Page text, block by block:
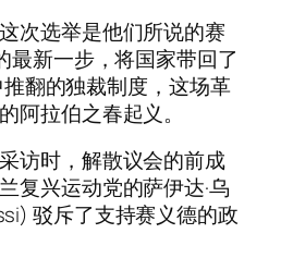
次选举是他们所说的赛
最新一步，将国家带回了
推翻的独裁制度，这场革
阿拉伯之春起义。
访时，解散议会的前成
复兴运动党的萨伊达·乌
驳斥了支持赛义德的政